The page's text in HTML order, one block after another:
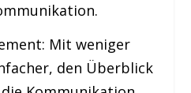
Mit weniger
den Überblick